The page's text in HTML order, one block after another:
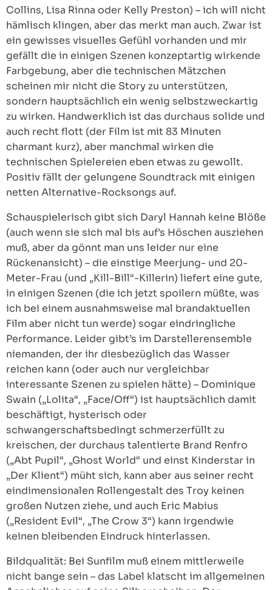
Collins, Lisa Rinna oder Kelly Preston) – ich will nicht
hämlisch klingen, aber das merkt man auch. Zwar ist
ein gewisses visuelles Gefühl vorhanden und mir
gefällt die in einigen Szenen konzeptartig wirkende
Farbgebung, aber die technischen Mätzchen
scheinen mir nicht die Story zu unterstützen,
sondern hauptsächlich ein wenig selbstzweckartig
zu wirken. Handwerklich ist das durchaus solide und
auch recht flott (der Film ist mit 83 Minuten
charmant kurz), aber manchmal wirken die
technischen Spielereien eben etwas zu gewollt.
Positiv fällt der gelungene Soundtrack mit einigen
netten Alternative-Rocksongs auf.
Schauspielerisch gibt sich Daryl Hannah keine Blöße
(auch wenn sie sich mal bis auf’s Höschen ausziehen
muß, aber da gönnt man uns leider nur eine
Rückenansicht) – die einstige Meerjung- und 20-
Meter-Frau (und „Kill-Bill“-Killerin) liefert eine gute,
in einigen Szenen (die ich jetzt spoilern müßte, was
ich bei einem ausnahmsweise mal brandaktuellen
Film aber nicht tun werde) sogar eindringliche
Performance. Leider gibt’s im Darstellerensemble
niemanden, der ihr diesbezüglich das Wasser
reichen kann (oder auch nur vergleichbar
interessante Szenen zu spielen hätte) – Dominique
Swain („Lolita“, „Face/Off“) ist hauptsächlich damit
beschäftigt, hysterisch oder
schwangerschaftsbedingt schmerzerfüllt zu
kreischen, der durchaus talentierte Brand Renfro
(„Abt Pupil“, „Ghost World“ und einst Kinderstar in
„Der Klient“) müht sich, kann aber aus seiner recht
eindimensionalen Rollengestalt des Troy keinen
großen Nutzen ziehe, und auch Eric Mabius
(„Resident Evil“, „The Crow 3“) kann irgendwie
keinen bleibenden Eindruck hinterlassen.
Bildqualität: Bei Sunfilm muß einem mittlerweile
nicht bange sein – das Label klatscht im allgemeinen